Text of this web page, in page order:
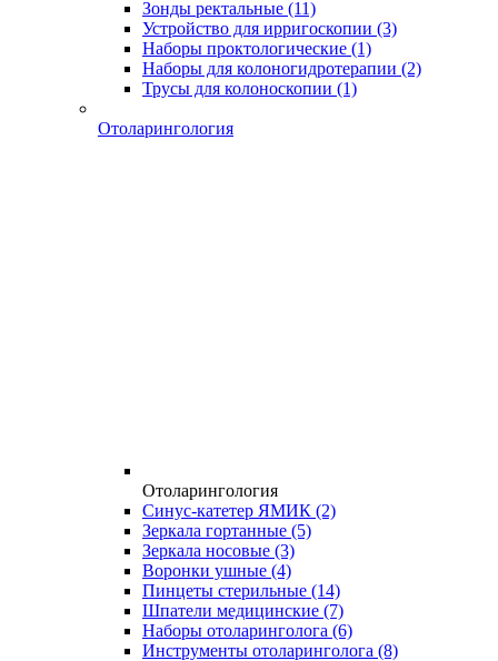
Зонды ректальные (11)
Устройство для ирригоскопии (3)
Наборы проктологические (1)
Наборы для колоногидротерапии (2)
Трусы для колоноскопии (1)
Отоларингология
Отоларингология
Синус-катетер ЯМИК (2)
Зеркала гортанные (5)
Зеркала носовые (3)
Воронки ушные (4)
Пинцеты стерильные (14)
Шпатели медицинские (7)
Наборы отоларинголога (6)
Инструменты отоларинголога (8)